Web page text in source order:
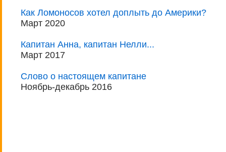
Как Ломоносов хотел доплыть до Америки?
Март 2020
Капитан Анна, капитан Нелли...
Март 2017
Слово о настоящем капитане
Ноябрь-декабрь 2016